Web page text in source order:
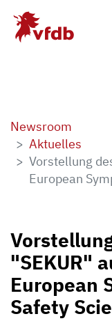
Zum Hauptinhalt
Newsroom
Aktuelles
Vorstellung
European
"SEKUR"
European
Safety